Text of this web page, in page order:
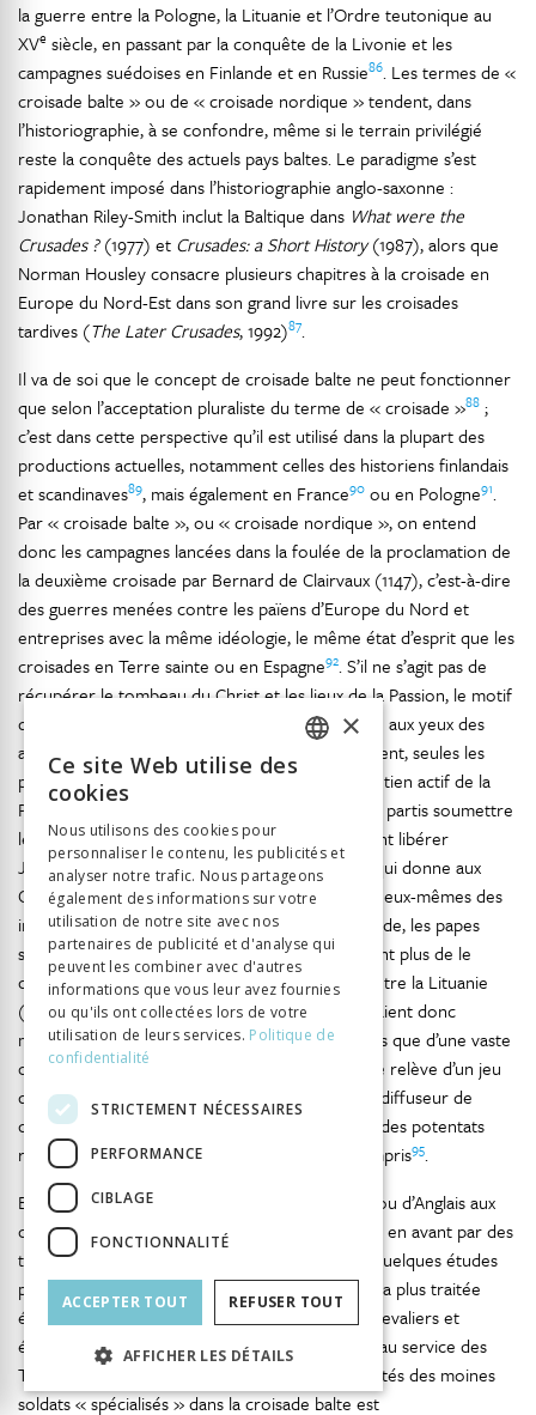
la guerre entre la Pologne, la Lituanie et l’Ordre teutonique au
XVe siècle, en passant par la conquête de la Livonie et les
campagnes suédoises en Finlande et en Russie86. Les termes de «
croisade balte » ou de « croisade nordique » tendent, dans
l’historiographie, à se confondre, même si le terrain privilégié
reste la conquête des actuels pays baltes. Le paradigme s’est
rapidement imposé dans l’historiographie anglo-saxonne :
Jonathan Riley-Smith inclut la Baltique dans What were the
Crusades ?(1977) et Crusades: a Short History(1987), alors que
Norman Housley consacre plusieurs chapitres à la croisade en
Europe du Nord-Est dans son grand livre sur les croisades
tardives (The Later Crusades, 1992)87.
Il va de soi que le concept de croisade balte ne peut fonctionner
que selon l’acceptation pluraliste du terme de « croisade »88 ;
c’est dans cette perspective qu’il est utilisé dans la plupart des
productions actuelles, notamment celles des historiens finlandais
et scandinaves89, mais également en France90 ou en Pologne91.
Par « croisade balte », ou « croisade nordique », on entend
donc les campagnes lancées dans la foulée de la proclamation de
la deuxième croisade par Bernard de Clairvaux (1147), c’est-à-dire
des guerres menées contre les païens d’Europe du Nord et
entreprises avec la même idéologie, le même état d’esprit que les
croisades en Terre sainte ou en Espagne92. S’il ne s’agit pas de
récupérer le tombeau du Christ et les lieux de la Passion, le motif
d’expansion et de défense de la foi trouve grâce aux yeux des
acteurs et des penseurs du temps
. Formellement, seules les
premières de ces campagnes bénéficient du soutien actif de la
Papauté (en 1147, Eugène III donne aux hommes partis soumettre
les païens les mêmes privilèges qu’à ceux qui vont libérer
Jérusalem) : à la suite d’Alexandre IV (m. 1261), qui donne aux
Chevaliers teutoniques le privilège de distribuer eux-mêmes des
indulgences et d’organiser le prêche de la croisade, les papes
successifs tolèrent le phénomène mais n’essayent plus de le
contrôler. Jusqu’à l’interdiction de la guerre contre la Lituanie
(1395/1403), les campagnes contre les païens étaient donc
menées avec l’accord tacite de la Papauté
. Plus que d’une vaste
opération menée depuis Rome, la croisade balte relève d’un jeu
de va-et-vient entre le centre (Rome ou Paris), diffuseur de
concepts idéologiques, et leurs adaptations par des potentats
régionaux, dirigeants des ordres militaires y compris95.
En ce qui concerne la participation de Français ou d’Anglais aux
combats contre les païens baltes, elle a été mise en avant par des
travaux allemands
96
ainsi que par quelques études
portant chacune sur un cas précis98, la période la plus traitée
étant le XIV
siècle, époque où de nombreux chevaliers et
écuyers de toute l’Europe mettent leurs épées au service des
Teutoniques. La présence de nobles laïcs aux côtés des moines
soldats « spécialisés » dans la croisade balte est
ITALIAN
×
Ce site Web utilise des
cookies
Nous utilisons des cookies pour
personnaliser le contenu, les publicités et
analyser notre trafic. Nous partageons
également des informations sur votre
utilisation de notre site avec nos
partenaires de publicité et d'analyse qui
peuvent les combiner avec d'autres
informations que vous leur avez fournies
ou qu'ils ont collectées lors de votre
utilisation de leurs services. Politique de
confidentialité
STRICTEMENT NÉCESSAIRES
PERFORMANCE
CIBLAGE
FONCTIONNALITÉ
ACCEPTER TOUT REFUSER TOUT
AFFICHER LES DÉTAILS